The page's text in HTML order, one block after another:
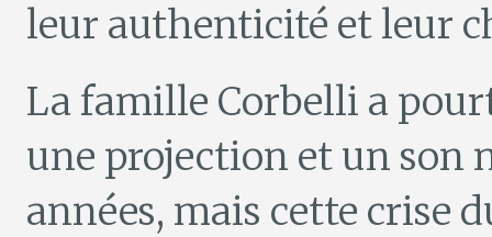
leur authenticité et leur
La famille Corbelli a
une projection et un son
années, mais cette crise